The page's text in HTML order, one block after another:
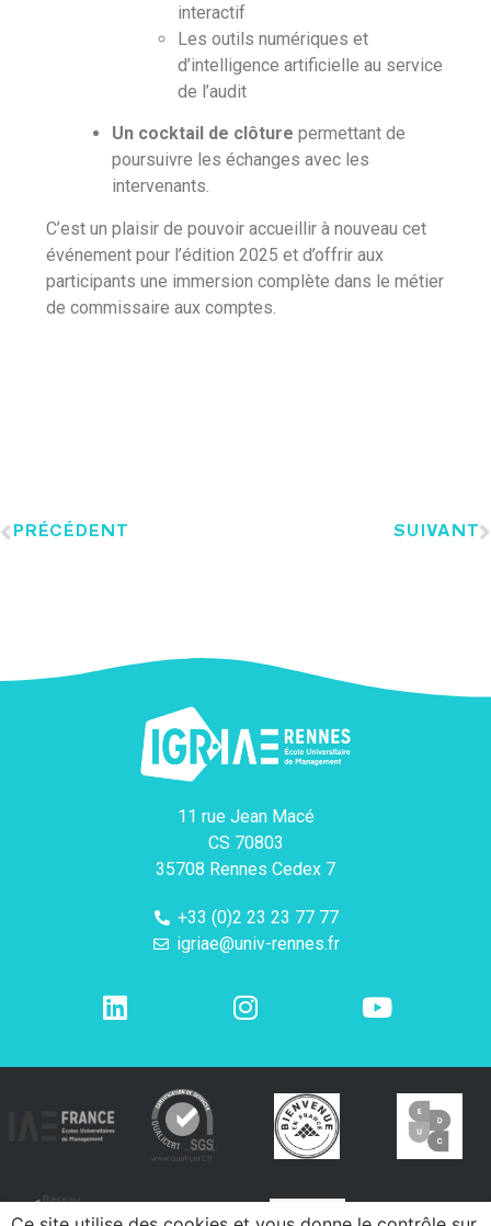
interactif
Les outils numériques et
d’intelligence artificielle au service
de l’audit
Un cocktail de clôture permettant de
poursuivre les échanges avec les
intervenants.
C’est un plaisir de pouvoir accueillir à nouveau cet
événement pour l’édition 2025 et d’offrir aux
participants une immersion complète dans le métier
de commissaire aux comptes.
PRÉCÉDENT SUIVANT
11 rue Jean Macé
CS 70803
35708 Rennes Cedex 7
+33 (0)2 23 23 77 77
igriae@univ-rennes.fr